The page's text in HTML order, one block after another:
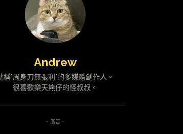
Andrew
稱"周身刀無張利"的多媒體創作人。
很喜歡樂天熊仔的怪叔叔。
- 廣告 -